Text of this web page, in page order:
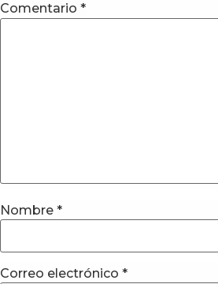
Comentario *
Nombre *
Correo electrónico *